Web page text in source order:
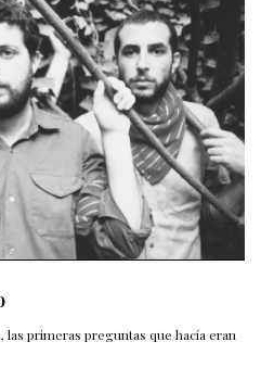
las primeras preguntas que hacía eran